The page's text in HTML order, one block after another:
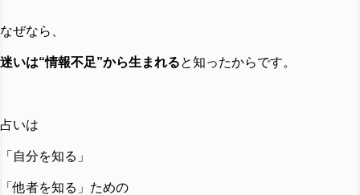
なぜなら、
迷いは“情報不足”から生まれると知ったからです。
占いは
「自分を知る」
「他者を知る」ための